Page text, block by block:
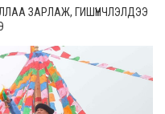
ЗАРЛАЖ, ГИШҮҮНЧЛЭЛДЭЭ